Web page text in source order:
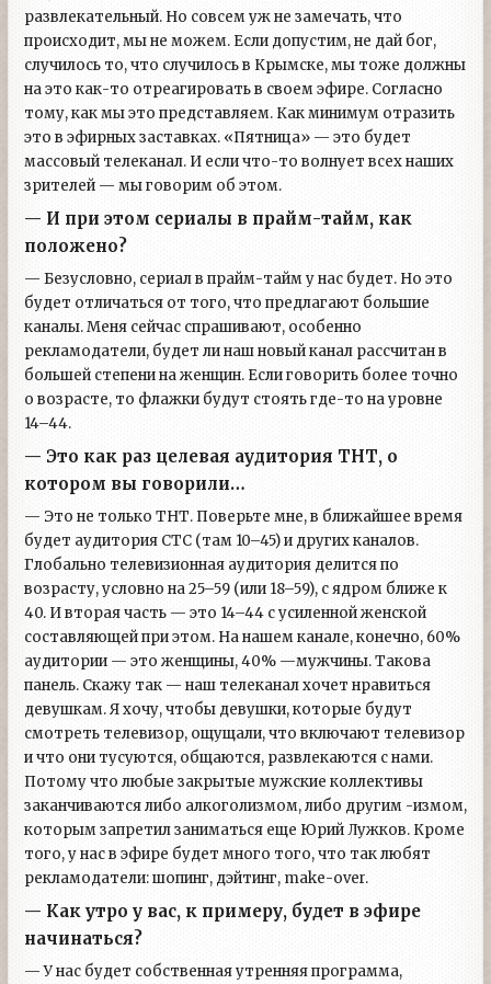
развлекательный. Но совсем уж не замечать, что
происходит, мы не можем. Если допустим, не дай бог,
случилось то, что случилось в Крымске, мы тоже должны
на это как-то отреагировать в своем эфире. Согласно
тому, как мы это представляем. Как минимум отразить
это в эфирных заставках. «Пятница» — это будет
массовый телеканал. И если что-то волнует всех наших
зрителей — мы говорим об этом.
— И при этом сериалы в прайм-тайм, как
положено?
— Безусловно, сериал в прайм-тайм у нас будет. Но это
будет отличаться от того, что предлагают большие
каналы. Меня сейчас спрашивают, особенно
рекламодатели, будет ли наш новый канал рассчитан в
большей степени на женщин. Если говорить более точно
о возрасте, то флажки будут стоять где-то на уровне
14–44.
— Это как раз целевая аудитория ТНТ, о
котором вы говорили…
— Это не только ТНТ. Поверьте мне, в ближайшее время
будет аудитория СТС (там 10–45) и других каналов.
Глобально телевизионная аудитория делится по
возрасту, условно на 25–59 (или 18–59), с ядром ближе к
40. И вторая часть — это 14–44 с усиленной женской
составляющей при этом. На нашем канале, конечно, 60%
аудитории — это женщины, 40% —мужчины. Такова
панель. Скажу так — наш телеканал хочет нравиться
девушкам. Я хочу, чтобы девушки, которые будут
смотреть телевизор, ощущали, что включают телевизор
и что они тусуются, общаются, развлекаются с нами.
Потому что любые закрытые мужские коллективы
заканчиваются либо алкоголизмом, либо другим -измом,
которым запретил заниматься еще Юрий Лужков. Кроме
того, у нас в эфире будет много того, что так любят
рекламодатели: шопинг, дэйтинг, make-over.
— Как утро у вас, к примеру, будет в эфире
начинаться?
— У нас будет собственная утренняя программа,